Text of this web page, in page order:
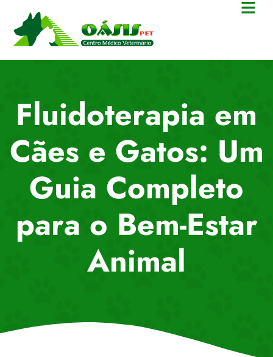
Fluidoterapia em
Cães e Gatos: Um
Guia Completo
para o Bem-Estar
Animal